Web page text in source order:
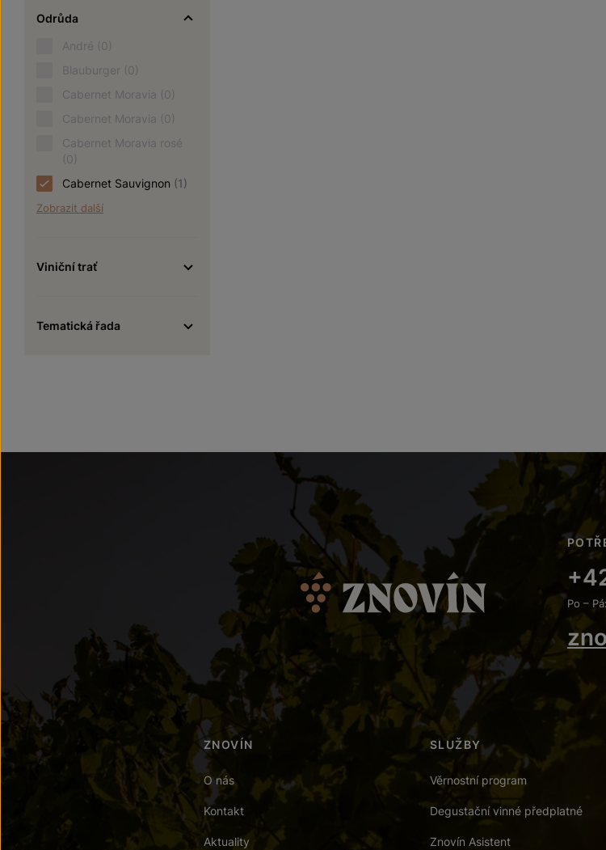
Odrůda
André (0)
Blauburger (0)
Cabernet Moravia (0)
Cabernet Moravia (0)
Cabernet Moravia rosé
(0)
Cabernet Sauvignon (1)
Zobrazit další
Viniční trať
Tematická řada
Po –
ZNOVÍN
O nás
Kontakt
Aktuality
SLUŽBY
Věrnostní program
Degustační vinné předplatné
Znovín Asistent